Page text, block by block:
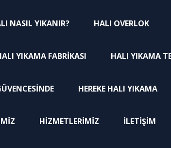
NASIL YIKANIR? HALI OVERLOK
YIKAMA FABRIKASI HALI YIKAMA
HEREKE HALI YIKAMA
HIZMETLERIMIZ İLETIŞIM